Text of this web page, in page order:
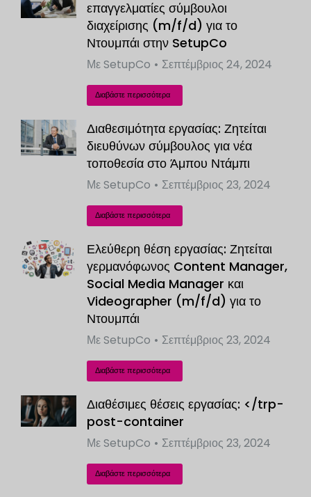
επαγγελματίες σύμβουλοι
διαχείρισης (m/f/d) για το
Ντουμπάι στην SetupCo
ΜεSetupCo Σεπτέμβριος 24, 2024
Διαβάστε περισσότερα
Διαθεσιμότητα εργασίας: Ζητείται
διευθύνων σύμβουλος για νέα
τοποθεσία στο Άμπου Ντάμπι
ΜεSetupCo Σεπτέμβριος 23, 2024
Διαβάστε περισσότερα
Ελεύθερη θέση εργασίας: Ζητείται
γερμανόφωνος Content Manager,
Social Media Manager και
Videographer (m/f/d) για το
Ντουμπάι
ΜεSetupCo Σεπτέμβριος 23, 2024
Διαβάστε περισσότερα
Διαθέσιμες θέσεις εργασίας: </trp-
post-container
ΜεSetupCo Σεπτέμβριος 23, 2024
Διαβάστε περισσότερα